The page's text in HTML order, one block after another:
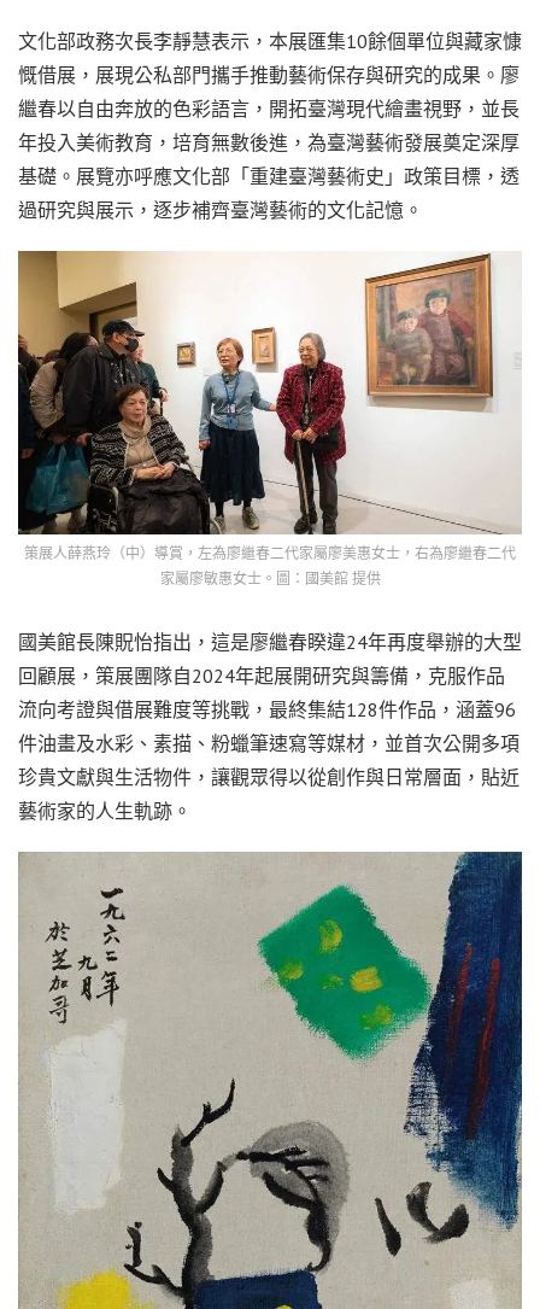
文化部政務次長李靜慧表示，本展匯集10餘個單位與藏家慷
慨借展，展現公私部門攜手推動藝術保存與研究的成果。廖
繼春以自由奔放的色彩語言，開拓臺灣現代繪畫視野，並長
年投入美術教育，培育無數後進，為臺灣藝術發展奠定深厚
基礎。展覽亦呼應文化部「重建臺灣藝術史」政策目標，透
過研究與展示，逐步補齊臺灣藝術的文化記憶。
策展人薛燕玲（中）導賞，左為廖繼春二代家屬廖美惠女士，右為廖繼春二代
家屬廖敏惠女士。圖：國美館 提供
國美館長陳貺怡指出，這是廖繼春睽違24年再度舉辦的大型
回顧展，策展團隊自2024年起展開研究與籌備，克服作品
流向考證與借展難度等挑戰，最終集結128件作品，涵蓋96
件油畫及水彩、素描、粉蠟筆速寫等媒材，並首次公開多項
珍貴文獻與生活物件，讓觀眾得以從創作與日常層面，貼近
藝術家的人生軌跡。